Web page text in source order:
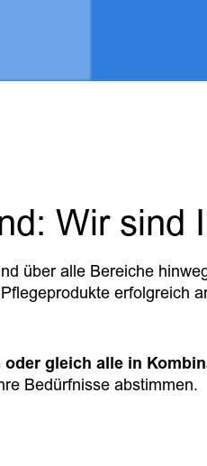
Wir sind
über alle Bereiche
erfolgreich
gleich alle in
Bedürfnisse abstimmen.